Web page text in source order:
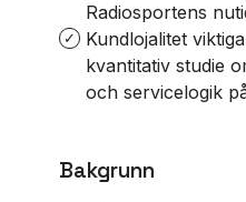
Radiosportens
Kundlojalitet
kvantitativ studie
och servicelogik
Bakgrunn